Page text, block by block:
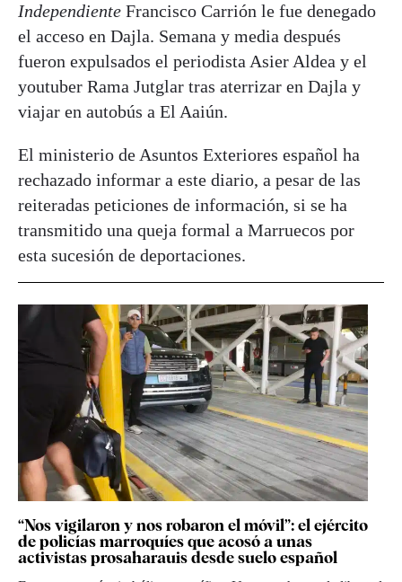
Independiente Francisco Carrión le fue denegado
el acceso en Dajla. Semana y media después
fueron expulsados el periodista Asier Aldea y el
youtuber Rama Jutglar tras aterrizar en Dajla y
viajar en autobús a El Aaiún.
El ministerio de Asuntos Exteriores español ha
rechazado informar a este diario, a pesar de las
reiteradas peticiones de información, si se ha
transmitido una queja formal a Marruecos por
esta sucesión de deportaciones.
“Nos vigilaron y nos robaron el móvil”: el ejército
de policías marroquíes que acosó a unas
activistas prosaharauis desde suelo español